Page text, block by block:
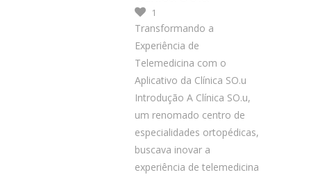
1
Transformando a
Experiência de
Telemedicina com o
Aplicativo da Clínica SO.u
Introdução A Clínica SO.u,
um renomado centro de
especialidades ortopédicas,
buscava inovar a
experiência de telemedicina